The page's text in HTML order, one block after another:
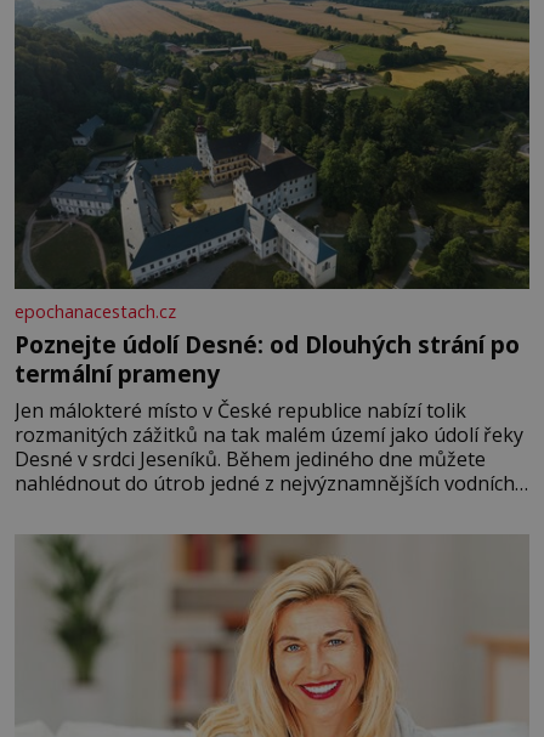
epochanacestach.cz
Poznejte údolí Desné: od Dlouhých strání po
termální prameny
Jen málokteré místo v České republice nabízí tolik
rozmanitých zážitků na tak malém území jako údolí řeky
Desné v srdci Jeseníků. Během jediného dne můžete
nahlédnout do útrob jedné z nejvýznamnějších vodních
se na koloběžce a den zakončit poznáváním památek ve
Velkých Losinách nebo v termálním